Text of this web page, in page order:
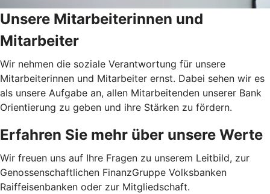
Unsere Mitarbeiterinnen und
Mitarbeiter
Wir nehmen die soziale Verantwortung für unsere
Mitarbeiterinnen und Mitarbeiter ernst. Dabei sehen wir es
als unsere Aufgabe an, allen Mitarbeitenden unserer Bank
Orientierung zu geben und ihre Stärken zu fördern.
Erfahren Sie mehr über unsere Werte
Wir freuen uns auf Ihre Fragen zu unserem Leitbild, zur
Genossenschaftlichen FinanzGruppe Volksbanken
Raiffeisenbanken oder zur Mitgliedschaft.